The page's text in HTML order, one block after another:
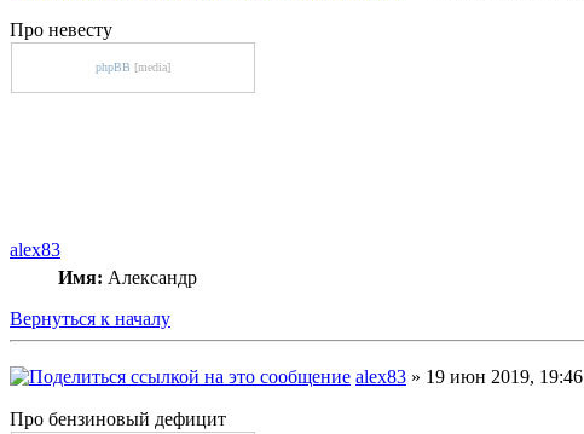
Про невесту
phpBB [media]
alex83
Имя: Александр
Вернуться к началу
alex83 » 19 июн 2019, 19:46
Про бензиновый дефицит